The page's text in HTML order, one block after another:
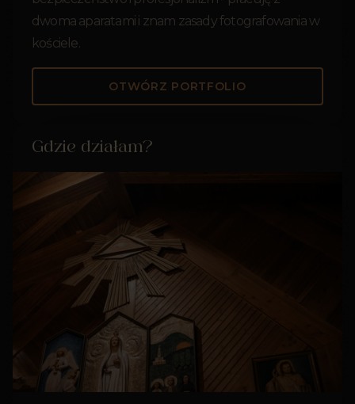
dwoma aparatami i znam zasady fotografowania w
kościele.
OTWÓRZ PORTFOLIO
Gdzie działam?